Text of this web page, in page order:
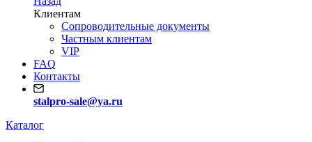
Клиентам
Сопроводительные документы
Частным клиентам
VIP
FAQ
Контакты
stalpro-sale@ya.ru
Каталог